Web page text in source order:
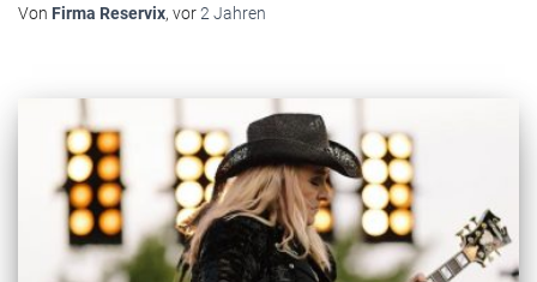
Von Firma Reservix, vor2 Jahren